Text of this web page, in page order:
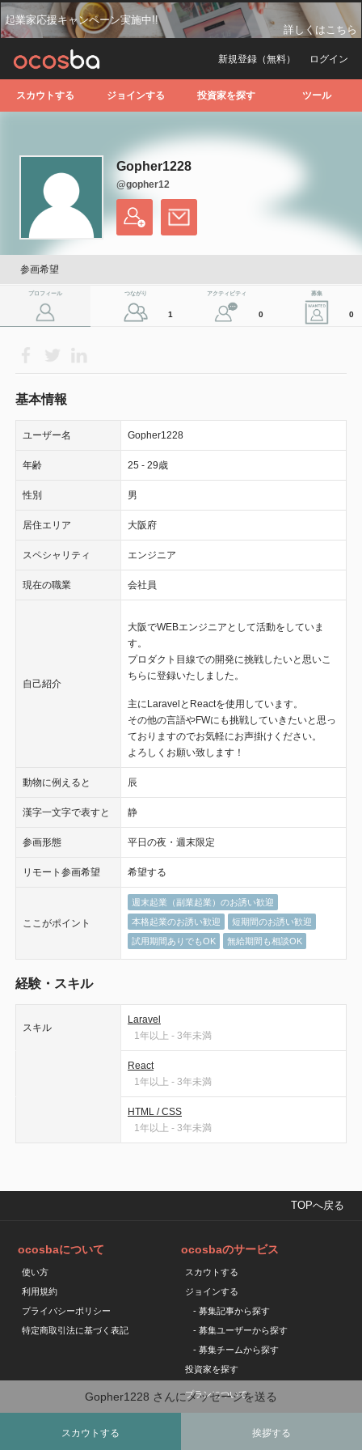
起業家応援キャンペーン実施中!!
詳しくはこちら
ログイン
新規登録（無料）
スカウトする ジョインする 投資家を探す ツール
Gopher1228
@gopher12
参画希望
プロフィール つながり
1
アクティビティ
0
募集
0
基本情報
ユーザー名 Gopher1228
年齢 25 - 29歳
性別 男
居住エリア 大阪府
スペシャリティ エンジニア
現在の職業 会社員
自己紹介
大阪でWEBエンジニアとして活動をしていま
す。
プロダクト目線での開発に挑戦したいと思いこ
ちらに登録いたしました。
主にLaravelとReactを使用しています。
その他の言語やFWにも挑戦していきたいと思っ
ておりますのでお気軽にお声掛けください。
よろしくお願い致します！
動物に例えると 辰
漢字一文字で表すと 静
参画形態 平日の夜・週末限定
リモート参画希望 希望する
ここがポイント
週末起業（副業起業）のお誘い歓迎
本格起業のお誘い歓迎
短期間のお誘い歓迎
試用期間ありでもOK
無給期間も相談OK
経験・スキル
スキル
Laravel
1年以上 - 3年未満
React
1年以上 - 3年未満
HTML / CSS
1年以上 - 3年未満
Gopher1228 さんにメッセージを送る
スカウトする 挨拶する
TOPへ戻る
ocosbaについて
使い方
利用規約
プライバシーポリシー
特定商取引法に基づく表記
ocosbaのサービス
スカウトする
ジョインする
- 募集記事から探す
- 募集ユーザーから探す
- 募集チームから探す
投資家を探す
プランについて
Copyright © ocosba All Rights Reserved.